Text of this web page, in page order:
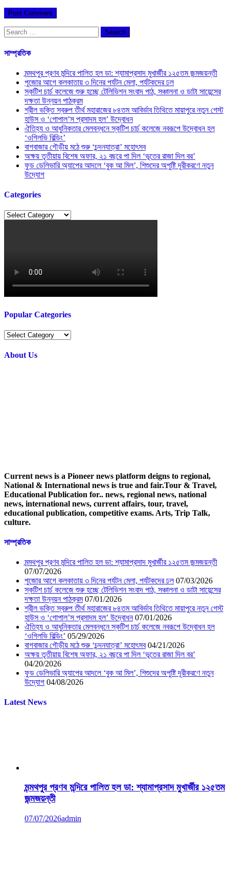
Search
for:
সাম্প্রতিক
মন্মথপুর প্রণব মন্দিরে পালিত হল ডা: শ্যামাপ্রসাদ মুখার্জীর ১২৫তম জন্মজয়ন্তী
পুজোর আগে কলকাতায় ৩ দিনের পর্যটন মেলা, পর্যটকদের ঢল
স্কটিশ চার্চ কলেজে শুরু হচ্ছে টেলিভিশন সংবাদ পাঠ, সঞ্চালনা ও ডাটা সায়েন্সের
দক্ষতা উন্নয়ন পাঠক্রম
শ্রীল ভক্তি স্বরুপ তীর্থ মহারাজের ৮৪তম আবির্ভাব তিথিতে মায়াপুরে নতুন গেস্ট
হাউস ও ‘গোপাল’স প্রসাদম হল’ উদ্বোধন
ঐতিহ্য ও আধুনিকতার মেলবন্ধনে স্কটিশ চার্চ কলেজে নবরূপে উদ্বোধন হল
‘ওগিলভি বিল্ডিং’
বাগবাজার গৌড়ীয় মঠে শুরু ‘চন্দনযাত্রা’ মহোৎসব
অক্ষয় তৃতীয়ায় বিশেষ অফার, ২১ বছরে পা দিল ‘ভূতের রাজা দিল বর’
ফুড ডেলিভারি অ্যাপের আদলে ‘বুক আ মিল’, শিশুদের অপুষ্টি দূরীকরণে নতুন
উদ্যোগ
Categories
Categories
Popular Categories
Popular
About Us
Current news is a Pioneer news platform deigns to regional,
National & International news is true and fair.Tour & Travel,
Educational Publication for.. news, regional news, national
news, international news, current affairs, tour, travel,
educational publication, competitive exams. Arts, Trip Talk,
culture.
সাম্প্রতিক
মন্মথপুর প্রণব মন্দিরে পালিত হল ডা: শ্যামাপ্রসাদ মুখার্জীর ১২৫তম জন্মজয়ন্তী
07/07/2026
পুজোর আগে কলকাতায় ৩ দিনের পর্যটন মেলা, পর্যটকদের ঢল 07/03/2026
স্কটিশ চার্চ কলেজে শুরু হচ্ছে টেলিভিশন সংবাদ পাঠ, সঞ্চালনা ও ডাটা সায়েন্সের
দক্ষতা উন্নয়ন পাঠক্রম 07/01/2026
শ্রীল ভক্তি স্বরুপ তীর্থ মহারাজের ৮৪তম আবির্ভাব তিথিতে মায়াপুরে নতুন গেস্ট
হাউস ও ‘গোপাল’স প্রসাদম হল’ উদ্বোধন 07/01/2026
ঐতিহ্য ও আধুনিকতার মেলবন্ধনে স্কটিশ চার্চ কলেজে নবরূপে উদ্বোধন হল
‘ওগিলভি বিল্ডিং’ 05/29/2026
বাগবাজার গৌড়ীয় মঠে শুরু ‘চন্দনযাত্রা’ মহোৎসব 04/21/2026
অক্ষয় তৃতীয়ায় বিশেষ অফার, ২১ বছরে পা দিল ‘ভূতের রাজা দিল বর’
04/20/2026
ফুড ডেলিভারি অ্যাপের আদলে ‘বুক আ মিল’, শিশুদের অপুষ্টি দূরীকরণে নতুন
উদ্যোগ 04/08/2026
Latest News
মন্মথপুর প্রণব মন্দিরে পালিত হল ডা: শ্যামাপ্রসাদ মুখার্জীর ১২৫তম
জন্মজয়ন্তী
07/07/2026admin